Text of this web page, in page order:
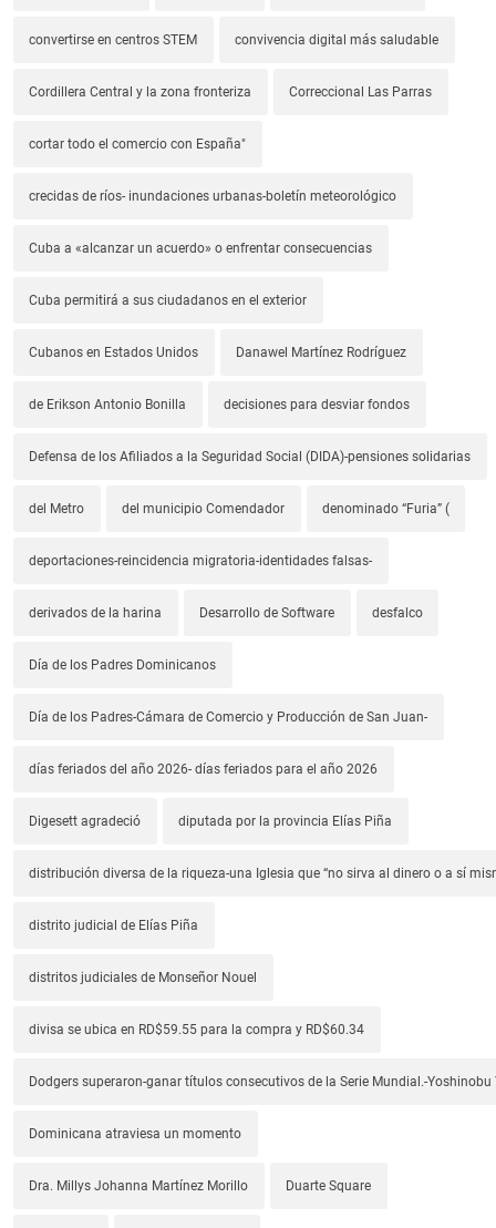
convertirse en centros STEM convivencia digital más saludable
Cordillera Central y la zona fronteriza Correccional Las Parras
cortar todo el comercio con España"
crecidas de ríos- inundaciones urbanas-boletín meteorológico
Cuba a «alcanzar un acuerdo» o enfrentar consecuencias
Cuba permitirá a sus ciudadanos en el exterior
Cubanos en Estados Unidos Danawel Martínez Rodríguez
de Erikson Antonio Bonilla decisiones para desviar fondos
Defensa de los Afiliados a la Seguridad Social (DIDA)-pensiones solidarias
del Metro del municipio Comendador denominado “Furia” (
deportaciones-reincidencia migratoria-identidades falsas-
derivados de la harina Desarrollo de Software desfalco
Día de los Padres Dominicanos
Día de los Padres-Cámara de Comercio y Producción de San Juan-
días feriados del año 2026- días feriados para el año 2026
Digesett agradeció diputada por la provincia Elías Piña
distribución diversa de la riqueza-una Iglesia que “no sirva al dinero o a sí
distrito judicial de Elías Piña
distritos judiciales de Monseñor Nouel
divisa se ubica en RD$59.55 para la compra y RD$60.34
Dodgers superaron-ganar títulos consecutivos de la Serie Mundial.-
Dominicana atraviesa un momento
Dra. Millys Johanna Martínez Morillo Duarte Square